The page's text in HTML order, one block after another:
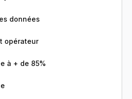
données
opérateur
à + de 85%